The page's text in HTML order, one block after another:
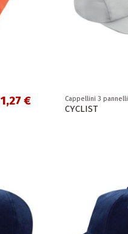
1,27 € Cappellini 3 pannelli
CYCLIST